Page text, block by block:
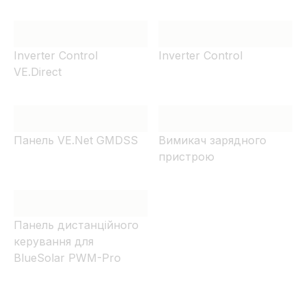
Inverter Control
VE.Direct
Inverter Control
Панель VE.Net GMDSS
Вимикач зарядного
пристрою
Панель дистанційного
керування для
BlueSolar PWM-Pro